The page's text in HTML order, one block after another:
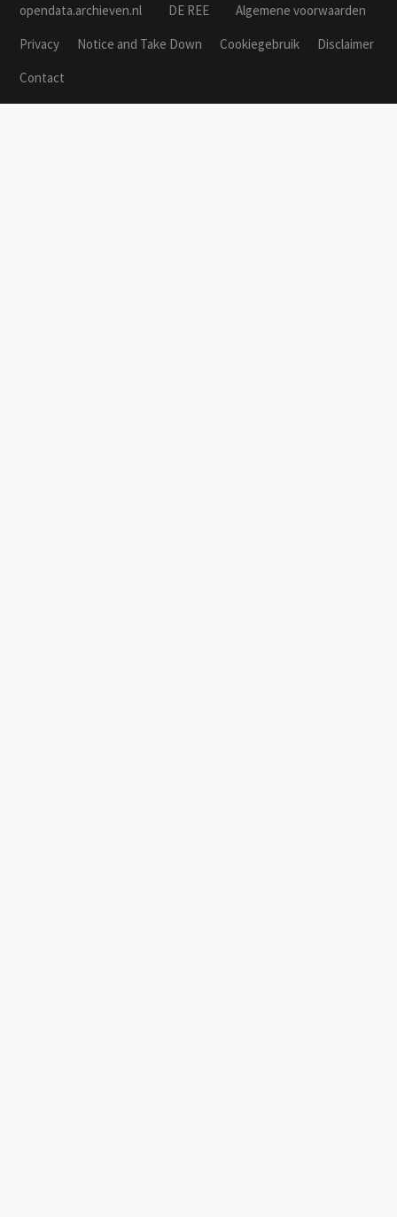
opendata.archieven.nl DE REE
Algemene voorwaarden
Privacy
Notice and Take Down Cookiegebruik
Disclaimer
Contact